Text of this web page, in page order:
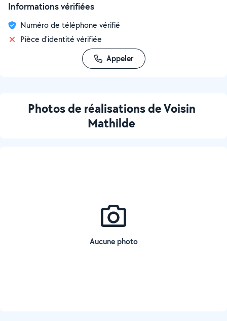
Informations vérifiées
Numéro de téléphone vérifié
Pièce d'identité vérifiée
Appeler
Photos de réalisations de Voisin
Mathilde
Aucune photo